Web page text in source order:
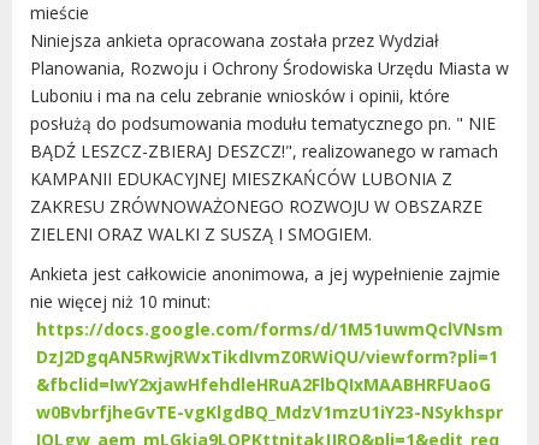
mieście
Niniejsza ankieta opracowana została przez Wydział
Planowania, Rozwoju i Ochrony Środowiska Urzędu Miasta w
Luboniu i ma na celu zebranie wniosków i opinii, które
posłużą do podsumowania modułu tematycznego pn. " NIE
BĄDŹ LESZCZ-ZBIERAJ DESZCZ!", realizowanego w ramach
KAMPANII EDUKACYJNEJ MIESZKAŃCÓW LUBONIA Z
ZAKRESU ZRÓWNOWAŻONEGO ROZWOJU W OBSZARZE
ZIELENI ORAZ WALKI Z SUSZĄ I SMOGIEM.
Ankieta jest całkowicie anonimowa, a jej wypełnienie zajmie
nie więcej niż 10 minut:
https://docs.google.com/forms/d/1M51uwmQclVNsm
DzJ2DgqAN5RwjRWxTikdIvmZ0RWiQU/viewform?pli=1
&fbclid=IwY2xjawHfehdleHRuA2FlbQIxMAABHRFUaoG
w0BvbrfjheGvTE-vgKlgdBQ_MdzV1mzU1iY23-NSykhspr
IOLgw_aem_mLGkia9LQPKttnitakJJRQ&pli=1&edit_req